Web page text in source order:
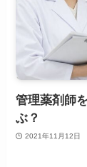
管理薬剤師
ぶ？
2021年11月12日